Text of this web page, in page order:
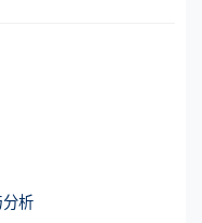
析